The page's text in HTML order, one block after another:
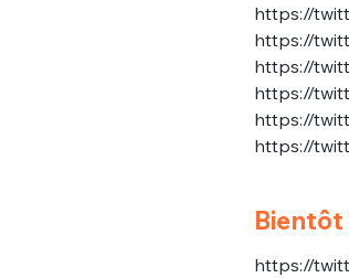
https://
https://
https://
https://
https://
https://
Bientôt
https://
PSEUDO*
EMAIL*
VOTRE
Que